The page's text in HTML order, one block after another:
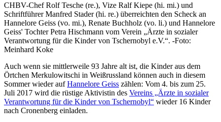
CHBV-Chef Rolf Tesche (re.), Vize Ralf Kiepe (hi. mi.) und
Schriftführer Manfred Stader (hi. re.) überreichten den Scheck an
Hannelore Geiss (vo. mi.), Renate Buchholz (vo. li.) und Hannelore
Geiss' Tochter Petra Hischmann vom Verein „Ärzte in sozialer
Verantwortung für die Kinder von Tschernobyl e.V.“. -Foto:
Meinhard Koke
Auch wenn sie mittlerweile 93 Jahre alt ist, die Kinder aus dem
Örtchen Merkulowitschi in Weißrussland können auch in diesem
Sommer wieder aufHannelore Geiss zählen: Vom 4. bis zum 25.
Juli 2017 wird die rüstige Aktivistin des Vereins „Ärzte in sozialer
Verantwortung für die Kinder von Tschernobyl“ wieder 16 Kinder
nach Cronenberg einladen.